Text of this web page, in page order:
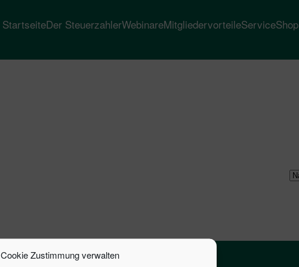
Cookie Zustimmung verwalten
StartseiteDer SteuerzahlerWebinareMitgliedervorteileServiceShop